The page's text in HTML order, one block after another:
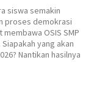
siswa semakin
proses demokrasi
OSIS SMP
yang akan
Nantikan hasilnya